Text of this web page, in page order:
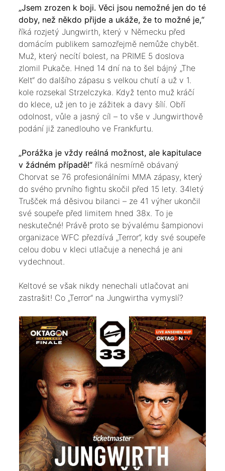
„Jsem zrozen k boji. Věci jsou nemožné jen do té
doby, než někdo přijde a ukáže, že to možné je,“
říká rozjetý Jungwirth, který v Německu před
domácím publikem samozřejmě nemůže chybět.
Muž, který necítí bolest, na PRIME 5 doslova
zlomil Pukače. Hned 14 dní na to šel bájný „The
Kelt“ do dalšího zápasu s velkou chutí a už v 1.
kole rozsekal Strzelczyka. Když tento muž kráčí
do klece, už jen to je zážitek a davy šílí. Obří
odolnost, vůle a jasný cíl – to vše v Jungwirthově
podání již zanedlouho ve Frankfurtu.
„Porážka je vždy reálná možnost, ale kapitulace
v žádném případě!“ říká nesmírně obávaný
Chorvat se 76 profesionálními MMA zápasy, který
do svého prvního fightu skočil před 15 lety. 34letý
Trušček má děsivou bilanci – ze 41 výher ukončil
své soupeře před limitem hned 38x. To je
neskutečné! Právě proto se bývalému šampionovi
organizace WFC přezdívá „Terror“, kdy své soupeře
celou dobu v kleci utlačuje a nenechá je ani
vydechnout.
Keltové se však nikdy nenechali utlačovat ani
zastrašit! Co „Terror“ na Jungwirtha vymyslí?